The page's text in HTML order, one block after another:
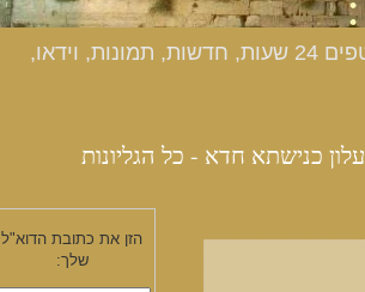
כנישתא חדא - האתר הרשמי מהנעשה בעולמו של הרב אליעזר ברלנד שליט"א - דיווחים שוטפים 24 שעות, חדשות, תמונות, וידאו,
עלון כנישתא חדא - כל הגליונות
הזן את כתובת הדוא"ל
שלך: